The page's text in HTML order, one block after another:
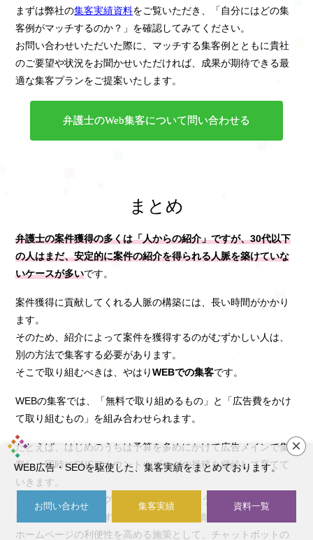
まずは弊社の集客実績資料をご覧いただき、「自分にはどの集
客例がマッチするのか？」を確認してみてください。
お問い合わせいただいた際に、マッチする集客例とともに貴社
のご要望や状況をお聞かせいただければ、成果が期待できる最
適な集客プランをご提案いたします。
弁護士のWeb集客について問い合わせる
まとめ
弁護士の案件獲得の多くは「人からの紹介」ですが、30代以下
の人はまだ、安定的に案件の紹介を得られる人脈を築けていな
いケースが多いです。
案件獲得に貢献してくれる人脈の構築には、長い時間がかかり
ます。
そのため、紹介によって案件を獲得するのがむずかしい人は、
別の方法で集客する必要があります。
そこで取り組むべきは、やはりWEBでの集客です。
WEBの集客では、「無料で取り組めるもの」と「広告費をかけ
て取り組むもの」を組み合わせられます。
たとえば、はじめのうちは予算を多めにかけて広告メインで集
客し、同時にSNSアカウントやブログの投稿を継続して育てて
いきます。
そして、SNSやブログで十分集客できるようになったら、広告
費用を少しずつ減額するといった運用が可能です。
ホームページの利便性を高める施策として、チャットボットの
×
WEB広告・SEOを駆使した、集客実績をまとめております。
お問い合わせ 集客実績 資料一覧